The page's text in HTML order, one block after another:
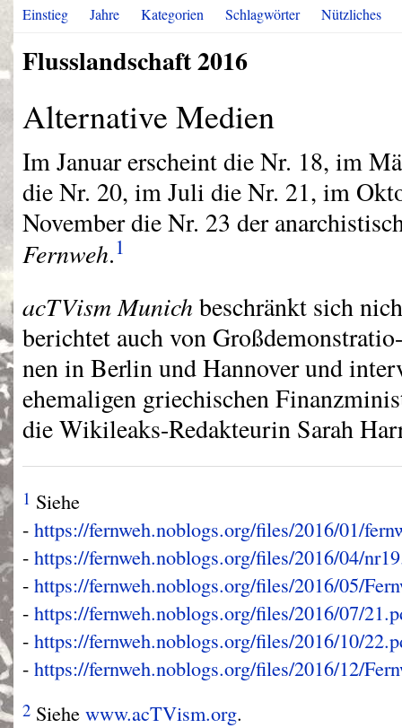
Einstieg Jahre Kategorien Schlagwörter Nützliches
Flusslandschaft 2016
Alternative Medien
Im Januar erscheint die Nr. 18, im
die Nr. 20, im Juli die Nr. 21, im
November die Nr. 23 der
Fernweh.1
acTVism Munich beschränkt sich
berichtet auch von Großdemonstratio-
nen in Berlin und Hannover und
ehemaligen griechischen
die Wikileaks-Redakteurin Sarah
1 Siehe
- https://fernweh.noblogs.org/files/2016/01/
- https://fernweh.noblogs.org/files/2016/04/
- https://fernweh.noblogs.org/files/2016/05/
- https://fernweh.noblogs.org/files/2016/07/
- https://fernweh.noblogs.org/files/2016/10/
- https://fernweh.noblogs.org/files/2016/12/
2 Siehe www.acTVism.org.